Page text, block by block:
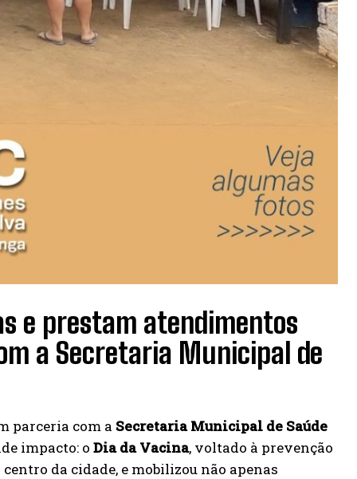
e prestam atendimentos
a Secretaria Municipal de
parceria com a Secretaria Municipal de Saúde
impacto: o Dia da Vacina, voltado à prevenção
centro da cidade, e mobilizou não apenas